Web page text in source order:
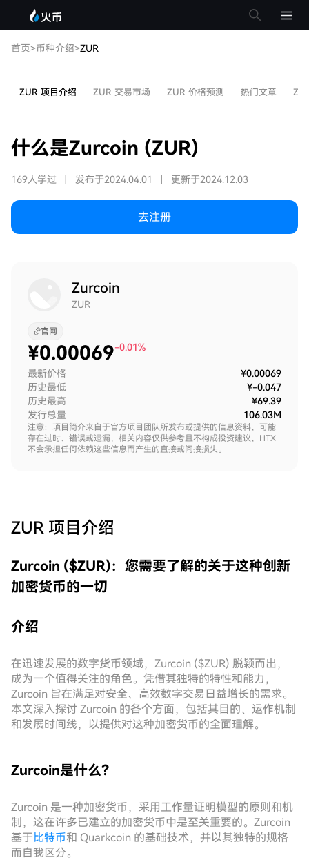
首页>币种介绍>ZUR
ZUR 项目介绍 ZUR 交易市场 ZUR 价格预测 热门文章
什么是Zurcoin (ZUR)
169人学过 发布于2024.04.01 更新于2024.12.03
去注册
Zurcoin
ZUR
官网
¥0.00069-0.01%
最新价格
¥0.00069
历史最低
¥-0.047
历史最高
¥69.39
发行总量
106.03M
注意：项目简介来自于官方项目团队所发布或提供的信息资料，可能
存在过时、错误或遗漏，相关内容仅供参考且不构成投资建议，HTX
不会承担任何依赖这些信息而产生的直接或间接损失。
ZUR 项目介绍
Zurcoin ($ZUR)：您需要了解的关于这种创新
加密货币的一切
介绍
在迅速发展的数字货币领域，Zurcoin ($ZUR) 脱颖而出，
成为一个值得关注的角色。凭借其独特的特性和能力，
Zurcoin 旨在满足对安全、高效数字交易日益增长的需求。
本文深入探讨 Zurcoin 的各个方面，包括其目的、运作机制
和发展时间线，以提供对这种加密货币的全面理解。
Zurcoin是什么？
Zurcoin 是一种加密货币，采用工作量证明模型的原则和机
制，这在许多已建立的加密货币中是至关重要的。Zurcoin
基于比特币和 Quarkcoin 的基础技术，并以其独特的规格
而自我区分。